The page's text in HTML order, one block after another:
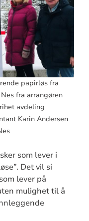
papirløs fra
fra arrangøren
avdeling
Karin Andersen
som lever i
Det vil si
lever på
mulighet til å